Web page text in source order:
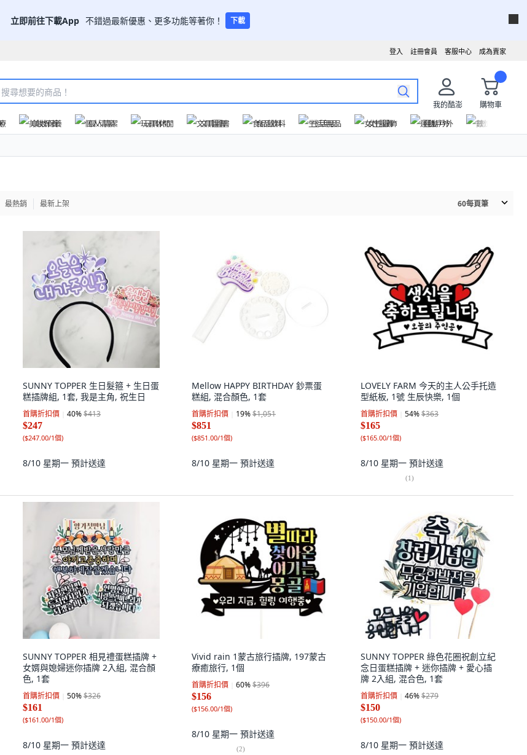
立即前往下載App 不錯過最新優惠、更多功能等著你！ 下載
成為賣家
客服中心
註冊會員
登入
我的酷澎
購物車
美妝保養 個人清潔 玩具休閒 文具圖書 食品飲料 生活用品 女性服飾 運動戶外 數位家電
最熱銷 最新上架 60每頁筆
SUNNY TOPPER 生日髮箍 + 生日蛋
糕插牌組, 1套, 我是主角, 祝生日
首購折扣價 40%$413
$247
($247.00/1個)
8/10 星期一 預計送達
Mellow HAPPY BIRTHDAY 鈔票蛋
糕組, 混合顏色, 1套
首購折扣價 19%$1,051
$851
($851.00/1個)
8/10 星期一 預計送達
LOVELY FARM 今天的主人公手托造
型紙板, 1號 生辰快樂, 1個
首購折扣價 54%$363
$165
($165.00/1個)
8/10 星期一 預計送達
(1)
SUNNY TOPPER 相見禮蛋糕插牌 +
女婿與媳婦迷你插牌 2入組, 混合顏
色, 1套
首購折扣價 50%$326
$161
($161.00/1個)
8/10 星期一 預計送達
Vivid rain 1蒙古旅行插牌, 197蒙古
療癒旅行, 1個
首購折扣價 60%$396
$156
($156.00/1個)
8/10 星期一 預計送達
(2)
SUNNY TOPPER 綠色花圈祝創立紀
念日蛋糕插牌 + 迷你插牌 + 愛心插
牌 2入組, 混合色, 1套
首購折扣價 46%$279
$150
($150.00/1個)
8/10 星期一 預計送達